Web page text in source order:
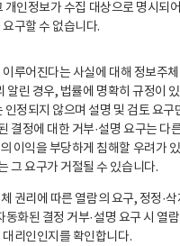
개인정보가 수집 대상으로 명시되
구할 수 없습니다.
루어진다는 사실에 대해 정보주
알린 경우, 법률에 명확히 규정이
인정되지 않으며 설명 및 검토 요구
결정에 대한 거부·설명 요구는 다
이익을 부당하게 침해할 우려가
그 요구가 거절될 수 있습니다.
권리에 따른 열람의 요구, 정정·
동화된 결정 거부·설명 요구 시 열
리인인지를 확인합니다.